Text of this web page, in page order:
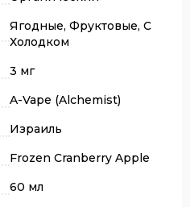
Ягодные, Фруктовые, С
Холодком
3 мг
A-Vape (Alchemist)
Израиль
Frozen Cranberry Apple
60 мл